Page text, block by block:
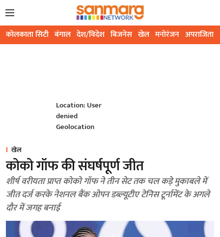
कोलकाता सिटी बंगाल देश/विदेश बिजनेस खेल मनोरंजन अपराजिता
Location: User
denied
Geolocation
खेल
कोको गॉफ की संघर्षपूर्ण जीत
शीर्ष वरीयता प्राप्त कोको गॉफ ने तीन सेट तक चल कड़े मुकाबले में
जीत दर्ज करके नेशनल बैंक ओपन डब्ल्यूटीए टेनिस टूर्नामेंट के अगले
दौर में जगह बनाई